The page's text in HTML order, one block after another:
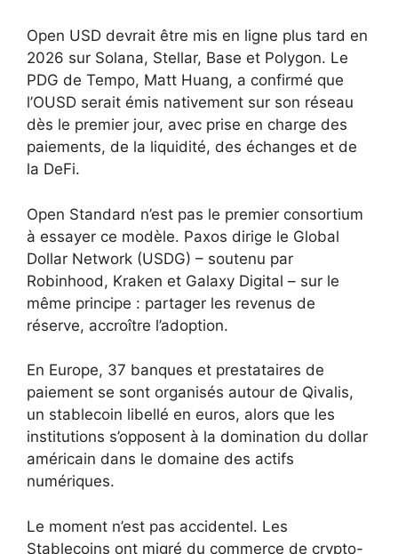
Open USD devrait être mis en ligne plus tard en
2026 sur Solana, Stellar, Base et Polygon. Le
PDG de Tempo, Matt Huang, a confirmé que
l’OUSD serait émis nativement sur son réseau
dès le premier jour, avec prise en charge des
paiements, de la liquidité, des échanges et de
la DeFi.
Open Standard n’est pas le premier consortium
à essayer ce modèle. Paxos dirige le Global
Dollar Network (USDG) – soutenu par
Robinhood, Kraken et Galaxy Digital – sur le
même principe : partager les revenus de
réserve, accroître l’adoption.
En Europe, 37 banques et prestataires de
paiement se sont organisés autour de Qivalis,
un stablecoin libellé en euros, alors que les
institutions s’opposent à la domination du dollar
américain dans le domaine des actifs
numériques.
Le moment n’est pas accidentel. Les
Stablecoins ont migré du commerce de crypto-